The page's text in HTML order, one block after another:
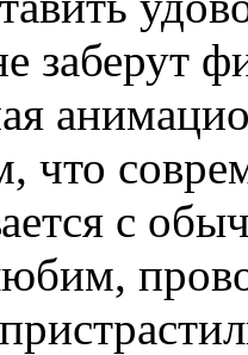
заберут
что
с